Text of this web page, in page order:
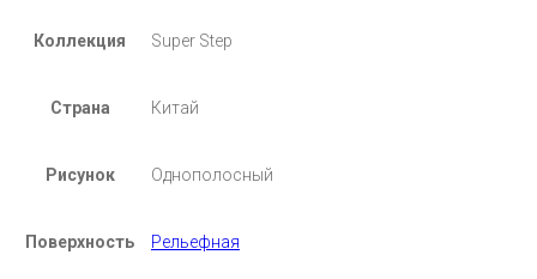
Коллекция Super Step
Страна Китай
Рисунок Однополосный
Поверхность Рельефная